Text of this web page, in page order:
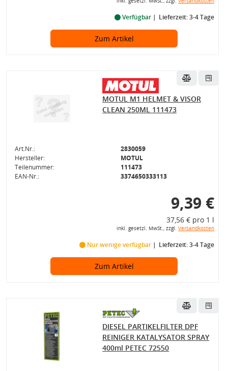
Verfügbar Lieferzeit: 3-4 Tage
Zum Artikel
MOTUL M1 HELMET & VISOR
CLEAN 250ML 111473
Art.Nr.:
2830059
Hersteller:
MOTUL
Teilenummer:
111473
EAN-Nr.:
3374650333113
9,39 €
37,56 € pro 1 l
inkl. gesetzl. MwSt., zzgl. Versandkosten
Nur wenige verfügbar Lieferzeit: 3-4 Tage
Zum Artikel
DIESEL PARTIKELFILTER DPF
REINIGER KATALYSATOR SPRAY
400ml PETEC 72550